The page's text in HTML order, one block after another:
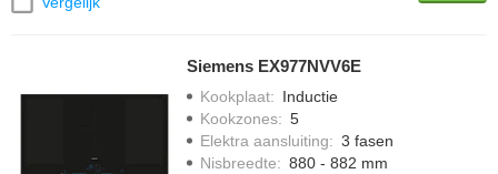
Siemens EX977NVV6E
Kookplaat: Inductie
Kookzones: 5
Elektra aansluiting: 3 fasen
Nisbreedte: 880 - 882 mm